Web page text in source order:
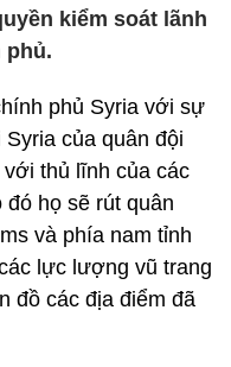
kiểm soát lãnh
phủ.
phủ Syria với sự
của quân đội
thủ lĩnh của các
họ sẽ rút quân
và phía nam tỉnh
lực lượng vũ trang
đồ các địa điểm đã